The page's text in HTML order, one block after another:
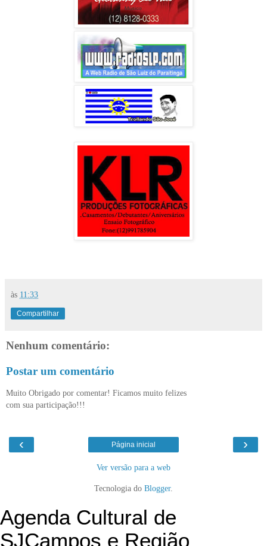
às 11:33
Compartilhar
Nenhum comentário:
Postar um comentário
Muito Obrigado por comentar! Ficamos muito felizes
com sua participação!!!
‹ ›
Página inicial
Ver versão para a web
Tecnologia do Blogger.
Agenda Cultural de
SJCampos e Região